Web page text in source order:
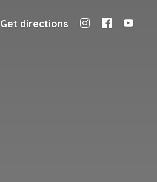
Get directions